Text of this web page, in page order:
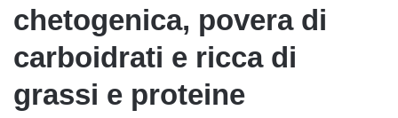
chetogenica, povera di
carboidrati e ricca di
grassi e proteine